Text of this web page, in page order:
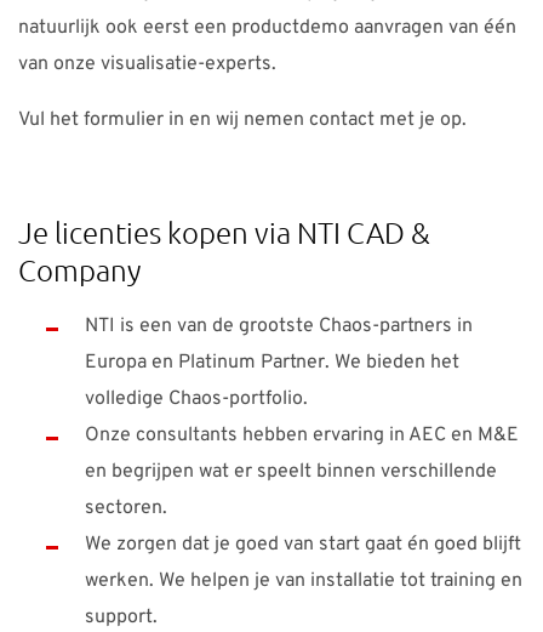
natuurlijk ook eerst een productdemo aanvragen van één
van onze visualisatie-experts.
Vul het formulier in en wij nemen contact met je op.
Je licenties kopen via NTI CAD &
Company
NTI is een van de grootste Chaos-partners in
Europa en Platinum Partner. We bieden het
volledige Chaos-portfolio.
Onze consultants hebben ervaring in AEC en M&E
en begrijpen wat er speelt binnen verschillende
sectoren.
We zorgen dat je goed van start gaat én goed blijft
werken. We helpen je van installatie tot training en
support.